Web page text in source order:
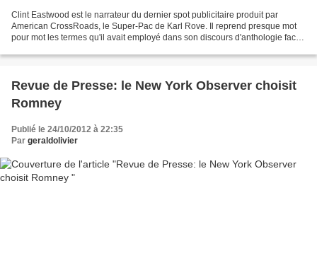
Clint Eastwood est le narrateur du dernier spot publicitaire produit par
American CrossRoads, le Super-Pac de Karl Rove. Il reprend presque mot
pour mot les termes qu'il avait employé dans son discours d'anthologie face
Revue de Presse: le New York Observer choisit
Romney
Publié le 24/10/2012 à 22:35
Par geraldolivier